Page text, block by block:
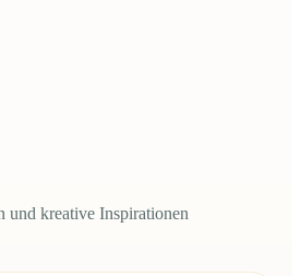
und kreative Inspirationen